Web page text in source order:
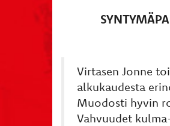
Virtasen Jonne
alkukaudesta
Muodosti hyvin
Vahvuudet